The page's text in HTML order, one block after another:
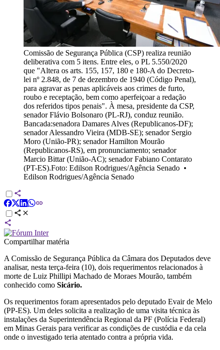
Comissão de Segurança Pública (CSP) realiza reunião
deliberativa com 5 itens. Entre eles, o PL 5.550/2020
que "Altera os arts. 155, 157, 180 e 180-A do Decreto-
lei nº 2.848, de 7 de dezembro de 1940 (Código Penal),
para agravar as penas aplicáveis aos crimes de furto,
roubo e receptação, bem como aperfeiçoar a redação
dos referidos tipos penais". À mesa, presidente da CSP,
senador Flávio Bolsonaro (PL-RJ), conduz reunião.
Bancada:senadora Damares Alves (Republicanos-DF);
senador Alessandro Vieira (MDB-SE); senador Sergio
Moro (União-PR); senador Hamilton Mourão
(Republicanos-RS), em pronunciamento; senador
Marcio Bittar (União-AC); senador Fabiano Contarato
(PT-ES).Foto: Edilson Rodrigues/Agência Senado •
Edilson Rodrigues/Agência Senado
Compartilhar matéria
A Comissão de Segurança Pública da Câmara dos Deputados deve
analisar, nesta terça-feira (10), dois requerimentos relacionados à
morte de Luiz Phillipi Machado de Moraes Mourão, também
conhecido como Sicário.
Os requerimentos foram apresentados pelo deputado Evair de Melo
(PP-ES). Um deles solicita a realização de uma visita técnica às
instalações da Superintendência Regional da PF (Polícia Federal)
em Minas Gerais para verificar as condições de custódia e da cela
onde o investigado teria atentado contra a própria vida.